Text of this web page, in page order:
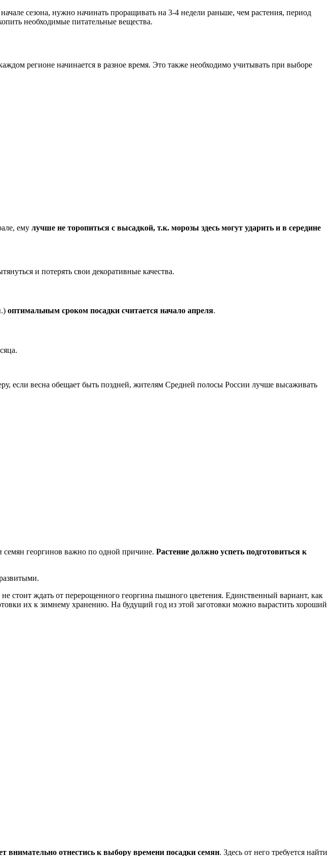
сезона, нужно начинать проращивать на 3-4 недели раньше, чем растения, период
необходимые питательные вещества.
регионе начинается в разное время. Это также необходимо учитывать при выборе
ему лучше не торопиться с высадкой, т.к. морозы здесь могут ударить и в середине
и потерять свои декоративные качества.
оптимальным сроком посадки считается начало апреля.
если весна обещает быть поздней, жителям Средней полосы России лучше высаживать
семян георгинов важно по одной причине. Растение должно успеть подготовиться к
стоит ждать от перерощенного георгина пышного цветения. Единственный вариант, как
их к зимнему хранению. На будущий год из этой заготовки можно вырастить хороший
внимательно отнестись к выбору времени посадки семян. Здесь от него требуется найти